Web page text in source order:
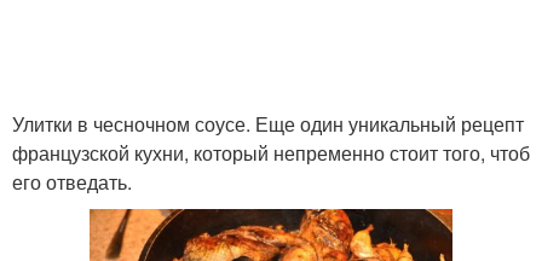
Улитки в чесночном соусе. Еще один уникальный рецепт
французской кухни, который непременно стоит того, чтоб
его отведать.